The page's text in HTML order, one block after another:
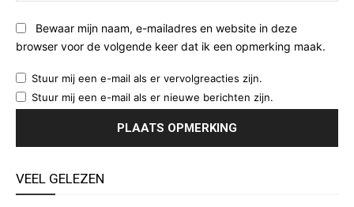
Bewaar mijn naam, e-mailadres en website in deze
browser voor de volgende keer dat ik een opmerking maak.
Stuur mij een e-mail als er vervolgreacties zijn.
Stuur mij een e-mail als er nieuwe berichten zijn.
VEEL GELEZEN